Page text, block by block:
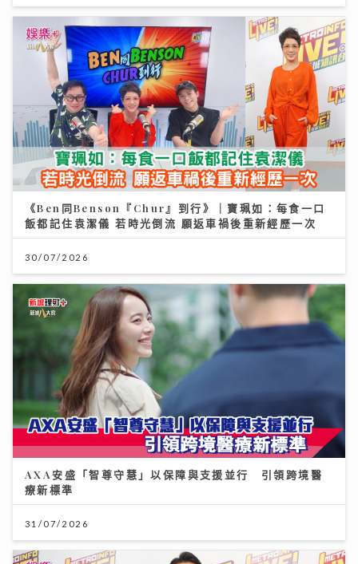
《Ben同Benson『Chur』到行》｜寶珮如：每食一口
飯都記住袁潔儀 若時光倒流 願返車禍後重新經歷一次
30/07/2026
AXA安盛「智尊守慧」以保障與支援並行 引領跨境醫
療新標準
31/07/2026